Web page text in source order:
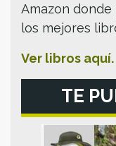
Amazon
los mejores
Ver libros aquí.
TE